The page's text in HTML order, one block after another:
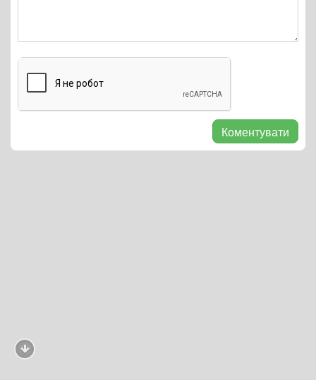
Коментувати